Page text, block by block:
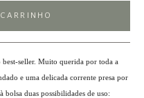
seller. Muito querida por toda a
e uma delicada corrente presa por
bolsa duas possibilidades de uso: